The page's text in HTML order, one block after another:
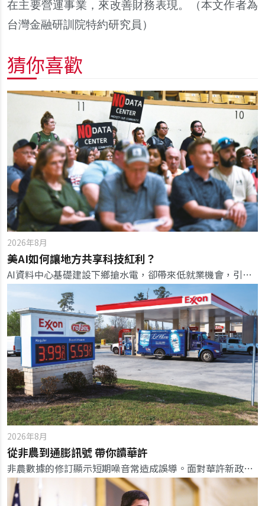
在主要營運事業，來改善財務表現。（本文作者為
台灣金融研訓院特約研究員）
猜你喜歡
2026年8月
美AI如何讓地方共享科技紅利？
AI資料中心基礎建設下鄉搶水電，卻帶來低就業機會，引發地方意識覺醒，反思大型投資案帶來的紅利與談判籌碼。
2026年8月
從非農到通膨訊號 帶你讀華許
非農數據的修訂顯示短期噪音常造成誤導。面對華許新政策，投資人應擺脫數據干擾，聚焦真正牽動決策的通膨訊號。